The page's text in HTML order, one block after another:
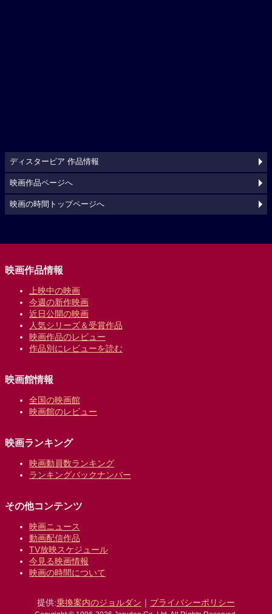
ディスタービア 作品情報
映画作品ページへ
映画の時間トップページへ
映画作品情報
上映中の映画
今週の新作映画
近日公開の映画
人気シリーズ＆受賞作品
映画作品のレビュー
作品別にレビューを読む
映画館情報
全国の映画館
映画館のレビュー
映画ランキング
映画動員数ランキング
ランキングバックナンバー
その他コンテンツ
映画ニュース
動画配信作品
TV放映スケジュール
今見る映画情報
映画の時間について
提供:乗換案内のジョルダン ｜ プライバシーポリシー